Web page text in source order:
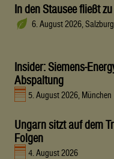
In den Stausee fließt
6. August 2026, Salzburg
Insider: Siemens-
Abspaltung
5. August 2026, München
Ungarn sitzt auf dem
Folgen
4. August 2026